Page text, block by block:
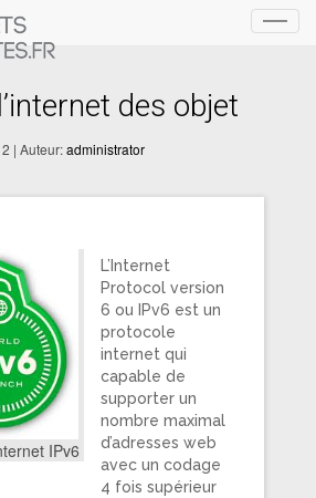
des objet
| Auteur:administrator
IPv6
L’Internet
Protocol version
6 ou IPv6 est un
protocole
internet qui
capable de
supporter un
nombre maximal
d’adresses web
avec un codage
4 fois supérieur